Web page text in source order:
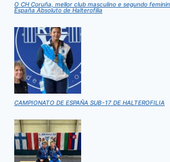
O CH Coruña, mellor club masculino e segundo
España Absoluto de Halterofilia
CAMPIONATO DE ESPAÑA SUB-17 DE HALTEROFILIA